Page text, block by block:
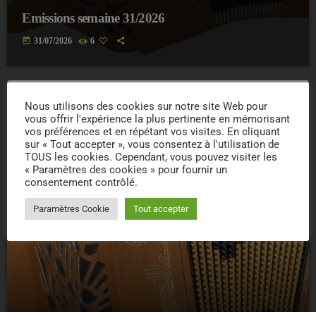
Emissions semaine 31/2026
today 31/07/2026 6
insert_link
Nous utilisons des cookies sur notre site Web pour
vous offrir l'expérience la plus pertinente en mémorisant
vos préférences et en répétant vos visites. En cliquant
sur « Tout accepter », vous consentez à l'utilisation de
TOUS les cookies. Cependant, vous pouvez visiter les
« Paramètres des cookies » pour fournir un
consentement contrôlé.
Paramètres Cookie Tout accepter